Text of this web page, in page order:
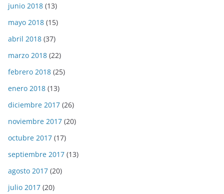
junio 2018 (13)
mayo 2018 (15)
abril 2018 (37)
marzo 2018 (22)
febrero 2018 (25)
enero 2018 (13)
diciembre 2017 (26)
noviembre 2017 (20)
octubre 2017 (17)
septiembre 2017 (13)
agosto 2017 (20)
julio 2017 (20)